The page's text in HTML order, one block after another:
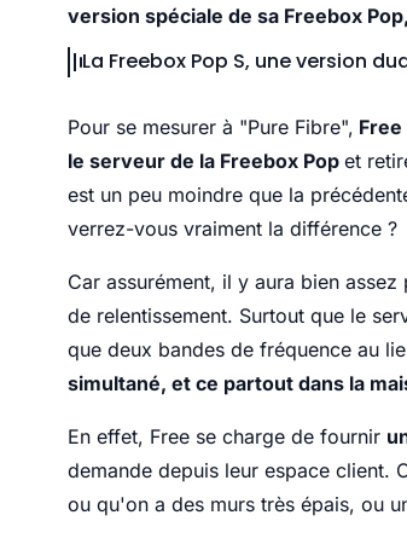
version spéciale de sa Freebox Pop,
La Freebox Pop S, une version
Pour se mesurer à "Pure Fibre",
le serveur de la Freebox Pop et
est un peu moindre que la
verrez-vous vraiment la différence ?
Car assurément, il y aura bien
de relentissement. Surtout que le
que deux bandes de fréquence au
simultané, et ce partout dans la
En effet, Free se charge de fournir
demande depuis leur espace client.
ou qu'on a des murs très épais, ou